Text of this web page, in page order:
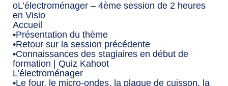
oL’électroménager – 4ème session de 2 heures
en Visio
Accueil
•Présentation du thème
•Retour sur la session précédente
•Connaissances des stagiaires en début de
formation | Quiz Kahoot
L’électroménager
•Le four, le micro-ondes, la plaque de cuisson, la